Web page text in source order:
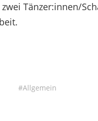
Tänzer:innen/
Allgemein